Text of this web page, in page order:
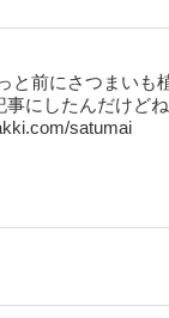
と前にさつまいも
事にしたんだけどね
satumai